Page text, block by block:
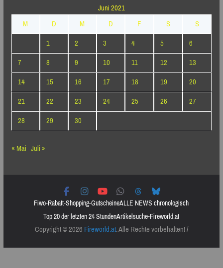
Juni 2021
M
D M D F S
S
1
2 3 4 5
6
7
8 9 10 11 12
13
14
15 16 17 18 19
20
21
22 23 24 25 26
27
28
29
30
« Mai Juli »
Fiwo-Rabatt-Shopping-GutscheineALLE NEWS chronologisch
Top 20 der letzten 24 StundenArtikelsuche-Fireworld.at
Copyright © 2026Fireworld.at. Alle Rechte vorbehalten! /